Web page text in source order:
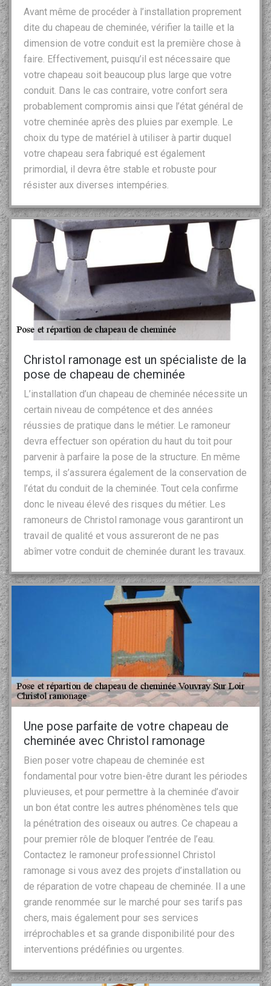
Avant même de procéder à l’installation proprement
dite du chapeau de cheminée, vérifier la taille et la
dimension de votre conduit est la première chose à
faire. Effectivement, puisqu’il est nécessaire que
votre chapeau soit beaucoup plus large que votre
conduit. Dans le cas contraire, votre confort sera
probablement compromis ainsi que l’état général de
votre cheminée après des pluies par exemple. Le
choix du type de matériel à utiliser à partir duquel
votre chapeau sera fabriqué est également
primordial, il devra être stable et robuste pour
résister aux diverses intempéries.
Christol ramonage est un spécialiste de la
pose de chapeau de cheminée
L’installation d’un chapeau de cheminée nécessite un
certain niveau de compétence et des années
réussies de pratique dans le métier. Le ramoneur
devra effectuer son opération du haut du toit pour
parvenir à parfaire la pose de la structure. En même
temps, il s’assurera également de la conservation de
l’état du conduit de la cheminée. Tout cela confirme
donc le niveau élevé des risques du métier. Les
ramoneurs de Christol ramonage vous garantiront un
travail de qualité et vous assureront de ne pas
abîmer votre conduit de cheminée durant les travaux.
Une pose parfaite de votre chapeau de
cheminée avec Christol ramonage
Bien poser votre chapeau de cheminée est
fondamental pour votre bien-être durant les périodes
pluvieuses, et pour permettre à la cheminée d’avoir
un bon état contre les autres phénomènes tels que
la pénétration des oiseaux ou autres. Ce chapeau a
pour premier rôle de bloquer l’entrée de l’eau.
Contactez le ramoneur professionnel Christol
ramonage si vous avez des projets d’installation ou
de réparation de votre chapeau de cheminée. Il a une
grande renommée sur le marché pour ses tarifs pas
chers, mais également pour ses services
irréprochables et sa grande disponibilité pour des
interventions prédéfinies ou urgentes.